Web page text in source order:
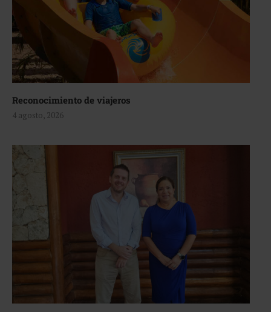
Reconocimiento de viajeros
4 agosto, 2026